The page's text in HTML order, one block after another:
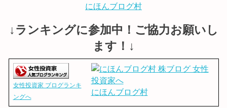
にほんブログ村
↓ランキングに参加中！ご協力お願いし
ます！↓
女性投資家 ブログランキ
ングへ
にほんブログ村